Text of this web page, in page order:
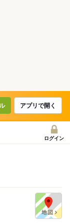
アプリで開く
ログイン